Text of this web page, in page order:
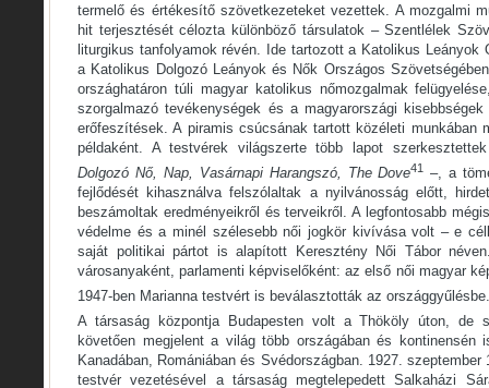
termelő és értékesítő szövetkezeteket vezettek. A mozgalmi
hit terjesztését célozta különböző társulatok – Szentlélek
liturgikus tanfolyamok révén. Ide tartozott a Katolikus Leányok
a Katolikus Dolgozó Leányok és Nők Országos
országhatáron túli magyar katolikus nőmozgalmak
szorgalmazó tevékenységek és a magyarországi
erőfeszítések. A piramis csúcsának tartott közéleti munkában
példaként. A testvérek világszerte több lapot
Dolgozó Nő, Nap, Vasárnapi Harangszó, The Dove41
–, a
fejlődését kihasználva felszólaltak a nyilvánosság előtt,
beszámoltak eredményeikről és terveikről. A legfontosabb
védelme és a minél szélesebb női jogkör kivívása volt – e
saját politikai pártot is alapított Keresztény Női Tábor
városanyaként, parlamenti képviselőként: az első női magyar
1947-ben Marianna testvért is beválasztották az országgyűlésbe.
A társaság központja Budapesten volt a Thököly úton, de
követően megjelent a világ több országában és kontinensén
Kanadában, Romániában és Svédországban. 1927.
testvér vezetésével a társaság megtelepedett Salkaházi